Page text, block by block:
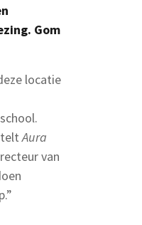
Gom
locatie
Aura
van